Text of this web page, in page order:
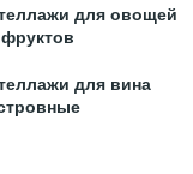
для овощей
для вина